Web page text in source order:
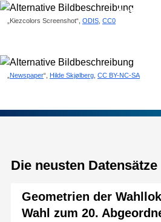
„Kiezcolors Screenshot“, ODIS CC0
Artikel
Newspaper“, Hilde Skjølberg CC BY-NC-SA
Die neusten Datensätze
Geometrien der
Wahl zum 20.